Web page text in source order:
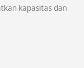
kapasitas dan